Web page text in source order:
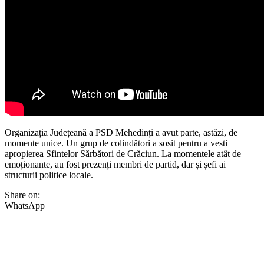
Organizația Județeană a PSD Mehedinți a avut parte, astăzi, de
momente unice. Un grup de colindători a sosit pentru a vesti
apropierea Sfintelor Sărbători de Crăciun. La momentele atât de
emoționante, au fost prezenți membri de partid, dar și șefi ai
structurii politice locale.
Share on:
WhatsApp